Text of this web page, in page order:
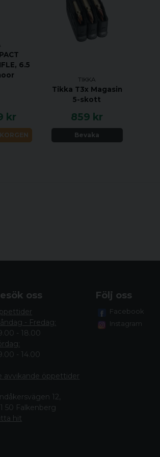
6.5
kr
TIKKA
Tikka T3x Magasin
5-skott
859 kr
Bevaka
oss
- Fredag:
- 18.00
- 14.00
avvikande öppettider
12,
50 Falkenberg
hit
Följ oss
Facebook
Instagram